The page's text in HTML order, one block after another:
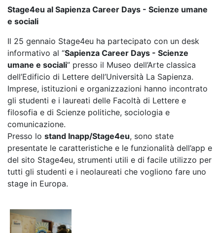
Stage4eu al Sapienza Career Days - Scienze umane
e sociali
Il 25 gennaio Stage4eu ha partecipato con un desk
informativo al “Sapienza Career Days - Scienze
umane e sociali” presso il Museo dell’Arte classica
dell’Edificio di Lettere dell’Università La Sapienza.
Imprese, istituzioni e organizzazioni hanno incontrato
gli studenti e i laureati delle Facoltà di Lettere e
filosofia e di Scienze politiche, sociologia e
comunicazione.
Presso lo stand Inapp/Stage4eu, sono state
presentate le caratteristiche e le funzionalità dell’app e
del sito Stage4eu, strumenti utili e di facile utilizzo per
tutti gli studenti e i neolaureati che vogliono fare uno
stage in Europa.